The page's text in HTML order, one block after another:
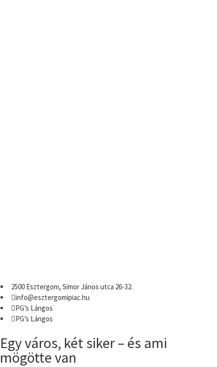
2500 Esztergom, Simor János utca 26-32.
info@esztergomipiac.hu
PG’s Lángos
PG’s Lángos
Egy város, két siker – és ami
mögötte van